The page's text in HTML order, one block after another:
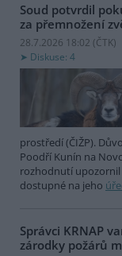
Soud potvrdil
za přemnožení
28.7.2026 18:02 (ČTK)
Diskuse: 4
prostředí (ČIŽP).
Poodří Kunín na
rozhodnutí upozornil
dostupné na jeho
Správci KRNAP
zárodky požárů